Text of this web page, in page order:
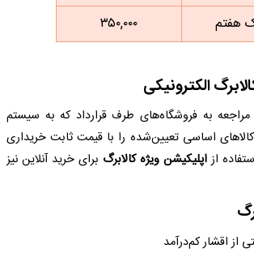
هفتم
۳۵۰,۰۰۰
الکترونیکی
مراجعه به فروشگاه‌های طرف قرارداد که به سیستم
اساسی تعیین‌شده را با قیمت ثابت خریداری
ازاپلیکیشن ویژه کالابرگ برای خرید آنلاین نیز
از اقشار کم‌درآمد